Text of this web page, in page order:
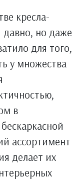
кресла-
давно, но даже
для того,
у множества
в
ассортимент
делает их